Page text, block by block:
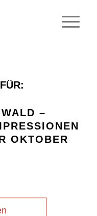
–
OKTOBER